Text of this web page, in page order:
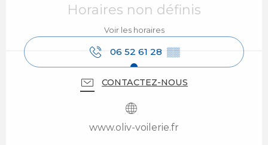
Horaires non définis
Voir les horaires
06 52 61 28 ▒▒
CONTACTEZ-NOUS
www.oliv-voilerie.fr